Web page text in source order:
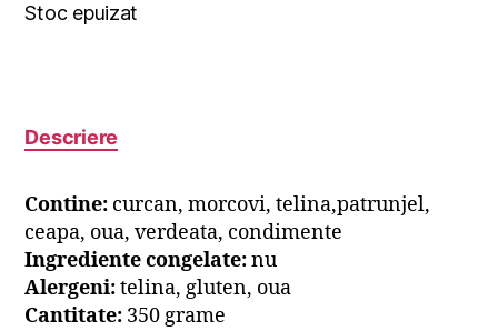
Stoc epuizat
Descriere
Contine: curcan, morcovi, telina,patrunjel,
ceapa, oua, verdeata, condimente
Ingrediente congelate:nu
Alergeni:telina, gluten, oua
Cantitate: 350 grame